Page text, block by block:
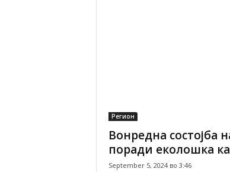
Регион
Вонредна состојба
поради еколошка
September 5, 2024 во 3:46